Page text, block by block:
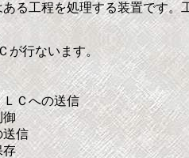
る工程を処理する装置です
が行ないます。
Ｃへの送信
御
送信
存